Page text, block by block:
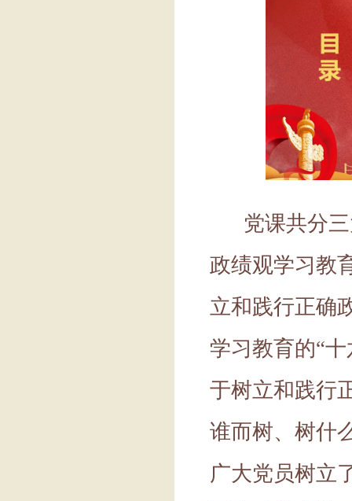
党课共分
政绩观学习教
立和践行正确
学习教育的“十
于树立和践行
谁而树、树什
广大党员树立